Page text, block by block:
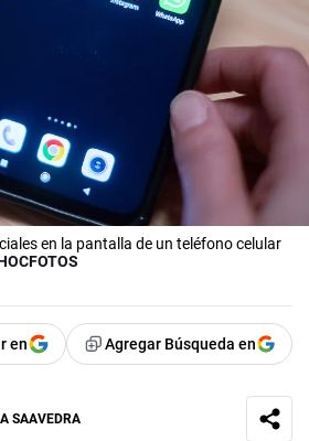
en la pantalla de un teléfono celular
en Agregar Búsqueda en
SAAVEDRA